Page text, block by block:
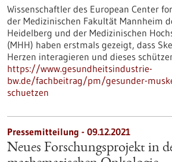
Wissenschaftler des European Center
der Medizinischen Fakultät Mannheim
Heidelberg und der Medizinischen
(MHH) haben erstmals gezeigt, dass
Herzen interagieren und dieses
https://www.gesundheitsindustrie-
bw.de/fachbeitrag/pm/gesunder-
schuetzen
Pressemitteilung - 09.12.2021
Neues Forschungsprojekt in